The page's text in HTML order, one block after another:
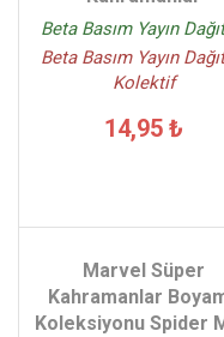
Beta Basım Yayın
Beta Basım Yayın
Kolektif
14,95 ₺
Marvel Süper
Kahramanlar
Koleksiyonu Spider